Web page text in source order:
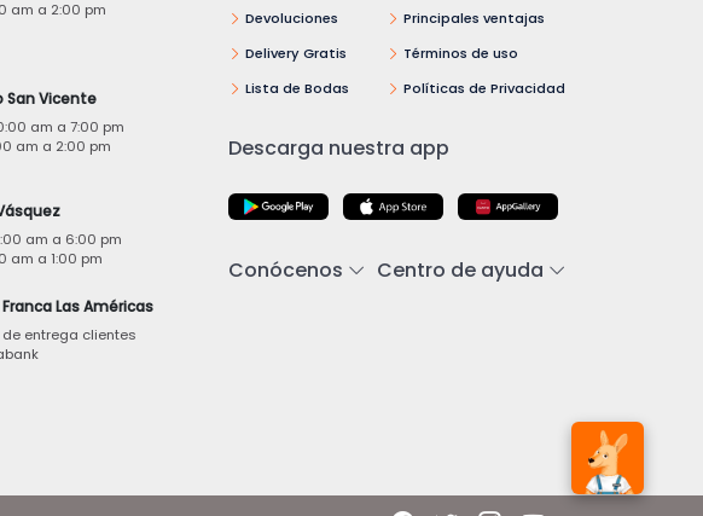
am a 2:00 pm
San Vicente
am a 7:00 pm
am a 2:00 pm
am a 6:00 pm
am a 1:00 pm
Las Américas
de entrega clientes
Devoluciones
Delivery Gratis
Lista de Bodas
Principales ventajas
Términos de uso
Políticas de Privacidad
Descarga nuestra app
Conócenos Centro de ayuda